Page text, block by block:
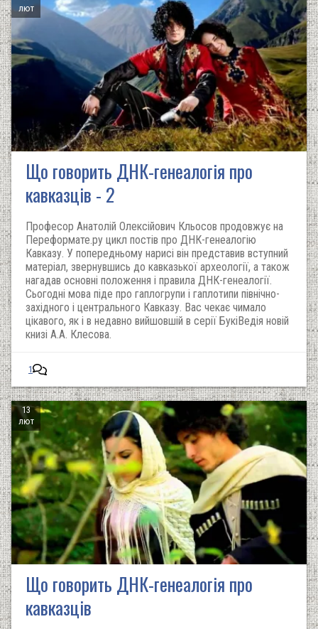
лют
Що говорить ДНК-генеалогія про
кавказців - 2
Професор Анатолій Олексійович Кльосов продовжує на
Переформате.ру цикл постів про ДНК-генеалогію
Кавказу. У попередньому нарисі він представив вступний
матеріал, звернувшись до кавказької археології, а також
нагадав основні положення і правила ДНК-генеалогії.
Сьогодні мова піде про гаплогрупи і гаплотипи північно-
західного і центрального Кавказу. Вас чекає чимало
цікавого, як і в недавно вийшовшій в серії БукіВедія новій
книзі А.А. Клесова.
1
13
лют
Що говорить ДНК-генеалогія про
кавказців